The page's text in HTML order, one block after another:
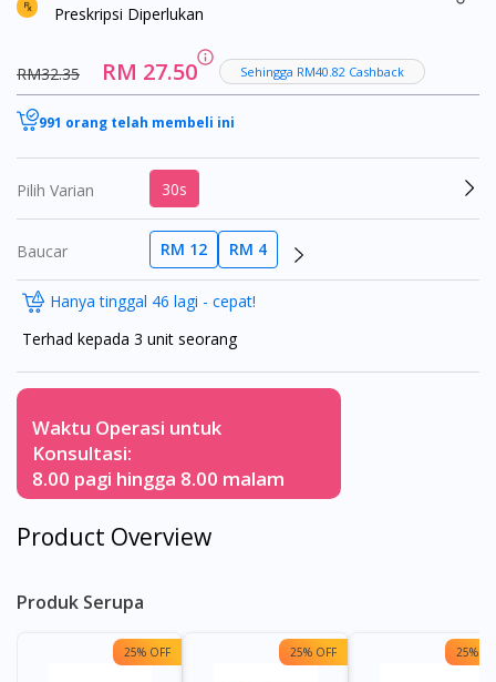
Preskripsi Diperlukan
RM32.35 RM 27.50 Sehingga RM40.82 Cashback
991 orang telah membeli ini
Pilih Varian 30s
Baucar RM 12 RM 4
Hanya tinggal 46 lagi - cepat!
Terhad kepada 3 unit seorang
Waktu Operasi untuk
Konsultasi:
8.00 pagi hingga 8.00 malam
Product Overview
Produk Serupa
25% OFF 25% OFF 25%